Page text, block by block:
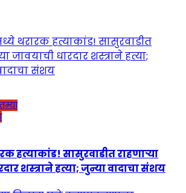
हत्याकांड! सासुरवाडीत राहणाऱ्या
शस्त्राने हत्या; जुन्या वादाचा संशय